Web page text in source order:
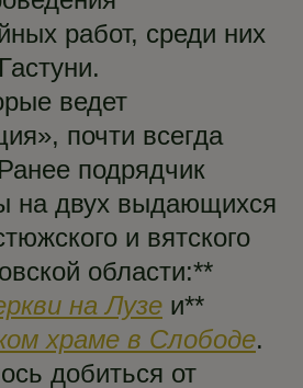
работ, среди них
ведет
почти всегда
подрядчик
на двух выдающихся
и вятского
области:**
на Лузе и**
храме в Слободе.
добиться от